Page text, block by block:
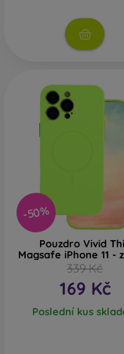
-50%
Pouzdro Vivid
Magsafe iPhone 11 -
339 Kč
169 Kč
Poslední kus